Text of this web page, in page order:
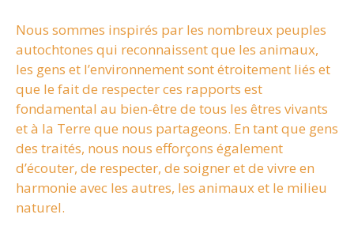
Nous sommes inspirés par les nombreux peuples
autochtones qui reconnaissent que les animaux,
les gens et l’environnement sont étroitement liés et
que le fait de respecter ces rapports est
fondamental au bien-être de tous les êtres vivants
et à la Terre que nous partageons. En tant que gens
des traités, nous nous efforçons également
d’écouter, de respecter, de soigner et de vivre en
harmonie avec les autres, les animaux et le milieu
naturel.